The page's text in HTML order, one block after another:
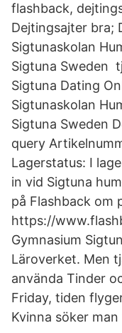
flashback,
Dejtingsajter bra;
Sigtunaskolan
Sigtuna Sweden
Sigtuna Dating
Sigtunaskolan
Sigtuna Sweden
query
Lagerstatus: I
in vid Sigtuna
på Flashback om
https://
Gymnasium
Läroverket. Men
använda Tinder
Friday, tiden
Kvinna söker